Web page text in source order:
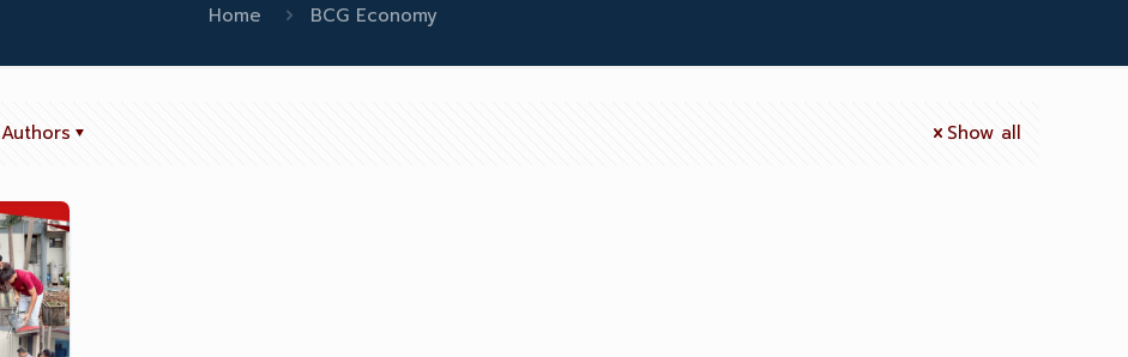
Home BCG Economy
Authors Show all